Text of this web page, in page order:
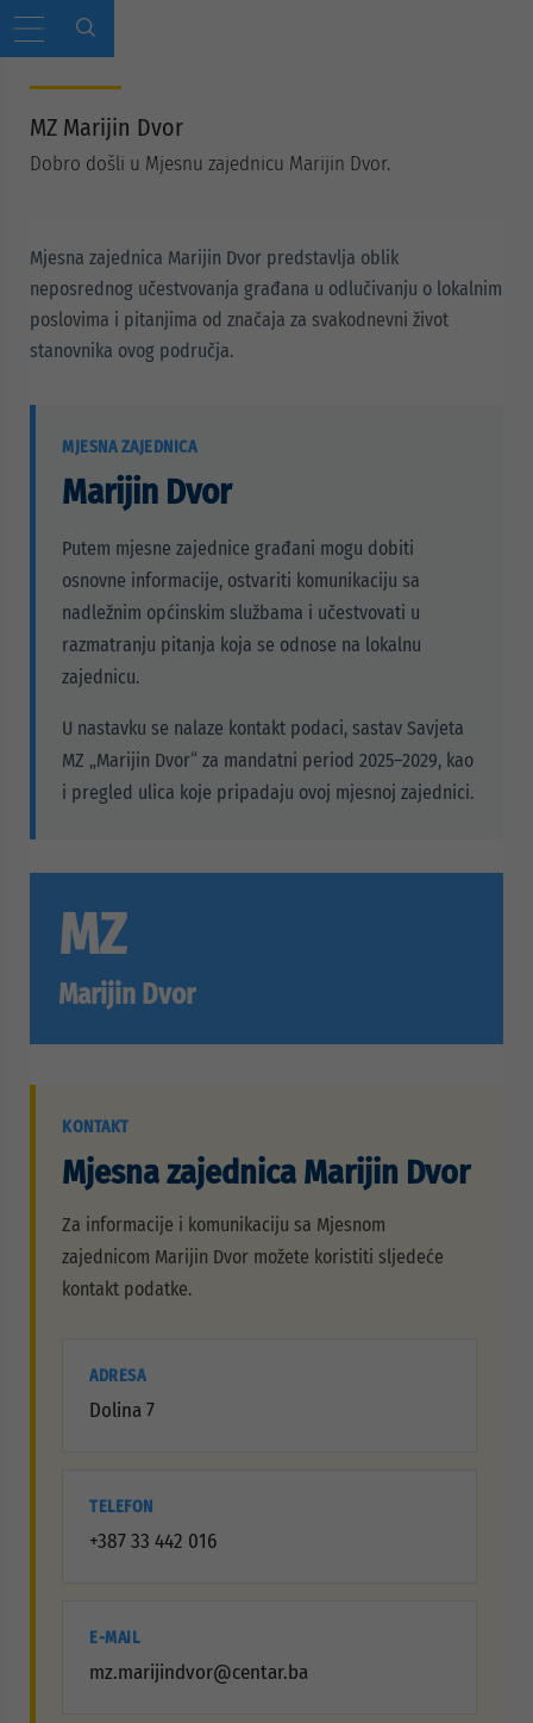
MZ Marijin Dvor
Dobro došli u Mjesnu zajednicu Marijin Dvor.
Mjesna zajednica Marijin Dvor predstavlja oblik
neposrednog učestvovanja građana u odlučivanju o lokalnim
poslovima i pitanjima od značaja za svakodnevni život
stanovnika ovog područja.
MJESNA ZAJEDNICA
Marijin Dvor
Putem mjesne zajednice građani mogu dobiti
osnovne informacije, ostvariti komunikaciju sa
nadležnim općinskim službama i učestvovati u
razmatranju pitanja koja se odnose na lokalnu
zajednicu.
U nastavku se nalaze kontakt podaci, sastav Savjeta
MZ „Marijin Dvor“ za mandatni period 2025–2029, kao
i pregled ulica koje pripadaju ovoj mjesnoj zajednici.
MZ
Marijin Dvor
KONTAKT
Mjesna zajednica Marijin Dvor
Za informacije i komunikaciju sa Mjesnom
zajednicom Marijin Dvor možete koristiti sljedeće
kontakt podatke.
ADRESA
Dolina 7
TELEFON
+387 33 442 016
E-MAIL
mz.marijindvor@centar.ba